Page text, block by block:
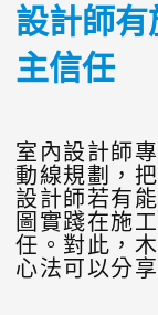
設計師
主信任
室內設計師
動線規劃，
設計師若有
圖實踐在施
任。對此，
心法可以分享